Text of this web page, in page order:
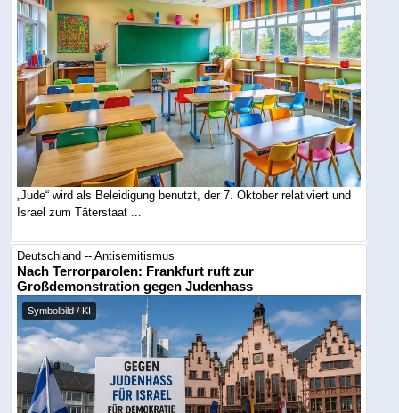
„Jude“ wird als Beleidigung benutzt, der 7. Oktober relativiert und
Israel zum Täterstaat ...
Deutschland -- Antisemitismus
Nach Terrorparolen: Frankfurt ruft zur
Großdemonstration gegen Judenhass
Symbolbild / KI